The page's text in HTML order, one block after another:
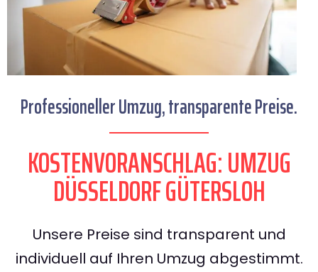
Professioneller Umzug, transparente Preise.
KOSTENVORANSCHLAG: UMZUG
DÜSSELDORF GÜTERSLOH
Unsere Preise sind transparent und
individuell auf Ihren Umzug abgestimmt.